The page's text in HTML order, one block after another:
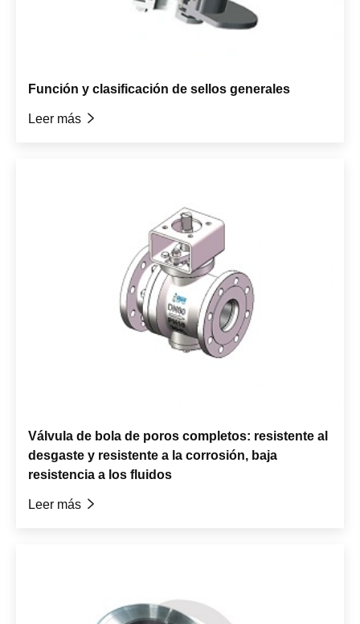
Función y clasificación de sellos generales
Leer más 
Válvula de bola de poros completos: resistente al
desgaste y resistente a la corrosión, baja
resistencia a los fluidos
Leer más 